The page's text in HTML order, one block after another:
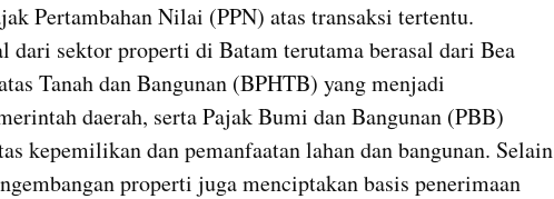
Pertambahan Nilai (PPN) atas transaksi tertentu.
dari sektor properti di Batam terutama berasal dari Bea
Tanah dan Bangunan (BPHTB) yang menjadi
daerah, serta Pajak Bumi dan Bangunan (PBB)
kepemilikan dan pemanfaatan lahan dan bangunan. Selain
properti juga menciptakan basis penerimaan